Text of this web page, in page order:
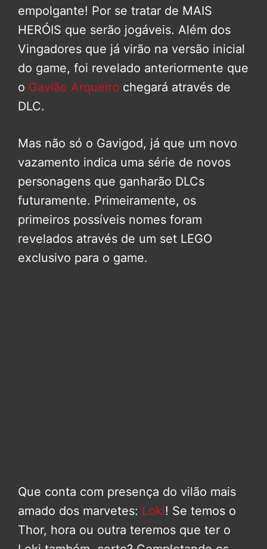
empolgante! Por se tratar de MAIS
HERÓIS que serão jogáveis. Além dos
Vingadores que já virão na versão inicial
do game, foi revelado anteriormente que
o Gavião Arqueiro chegará através de
DLC.
Mas não só o Gavigod, já que um novo
vazamento indica uma série de novos
personagens que ganharão DLCs
futuramente. Primeiramente, os
primeiros possíveis nomes foram
revelados através de um set LEGO
exclusivo para o game.
Que conta com presença do vilão mais
amado dos marvetes: Loki! Se temos o
Thor, hora ou outra teremos que ter o